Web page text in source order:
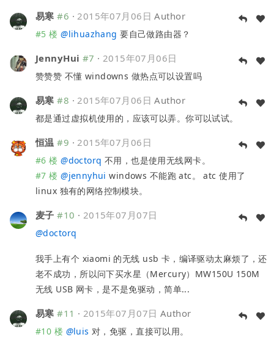
易寒 #6 ·2015年07月06日 Author
#5 楼 @lihuazhang 要自己做路由器？
JennyHui #7 · 2015年07月06日
赞赞赞 不懂 windowns 做热点可以设置吗
易寒 #8 ·2015年07月06日 Author
都是通过虚拟机使用的，应该可以弄。你可以试试。
恒温 #9 ·2015年07月06日
#6 楼 @doctorq 不用，也是使用无线网卡。
#7 楼 @jennyhui windows 不能跑 atc。 atc 使用了
linux 独有的网络控制模块。
麦子 #10 · 2015年07月07日
@doctorq
我手上有个 xiaomi 的无线 usb 卡，编译驱动太麻烦了，还
老不成功，所以问下买水星（Mercury）MW150U 150M
无线 USB 网卡，是不是免驱动，简单...
易寒 #11 · 2015年07月07日 Author
#10 楼 @luis 对，免驱，直接可以用。